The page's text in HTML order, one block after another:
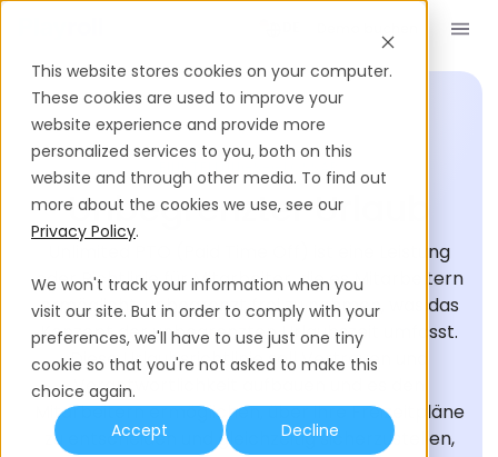
This website stores cookies on your computer.
These cookies are used to improve your
website experience and provide more
personalized services to you, both on this
website and through other media. To find out
more about the cookies we use, see our
Privacy Policy.
We won't track your information when you
visit our site. But in order to comply with your
preferences, we'll have to use just one tiny
cookie so that you're not asked to make this
choice again.
Accept
Decline
EINSTELLUNGS-GLOSSAR
Unbegrenzter Urlaub
Unlimited PTO (Paid Time Off) ist eine Leistung
oder Richtlinie für Mitarbeiter, die es Mitarbeitern
ermöglicht, unbegrenzt frei zu nehmen, was das
Konzept der unbegrenzten Urlaubszeit umfasst.
Diese Urlaubsrichtlinie soll Vertrauen und
Verantwortlichkeit aufbauen und es den
Mitarbeitern ermöglichen, über ihre Freizeitpläne
zu entscheiden und gleichzeitig sicherzustellen,